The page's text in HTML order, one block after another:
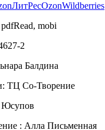
ЛитРесOzonWildberries
mobi
2
Балдина
: ТЦ Со-Творение
Юсупов
: Алла Письменная